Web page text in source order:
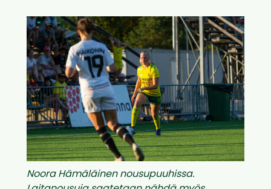
Noora Hämäläinen nousupuuhissa.